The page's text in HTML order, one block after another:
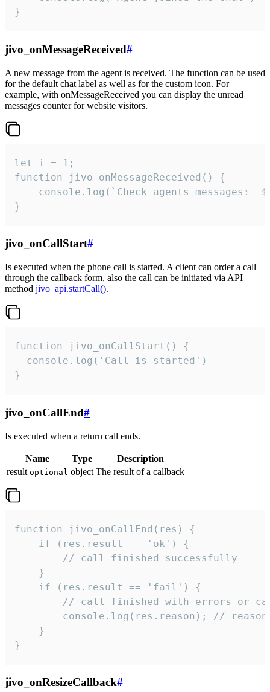
}
jivo_onMessageReceived#
A new message from the agent is received. The function can be used
for the default chat label as well as for the custom icon. For
example, with onMessageReceived you can display the unread
messages counter for website visitors.
let i = 1;
function jivo_onMessageReceived() {
}
jivo_onCallStart#
Is executed when the phone call is started. A client can order a call
through the callback form, also the call can be initiated via API
method jivo_api.startCall().
function jivo_onCallStart() {
  console.log('Call is started')
}
jivo_onCallEnd#
Is executed when a return call ends.
Name Type
Description
result optional object The result of a callback
function jivo_onCallEnd(res) {
    if (res.result == 'ok') {
        // call finished successfully
    }
    if (res.result == 'fail') {
// call finished with errors or
console.log(res.reason); //
    }
}
jivo_onResizeCallback#